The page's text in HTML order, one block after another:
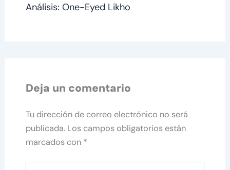
Análisis: One-Eyed Likho
Deja un comentario
Tu dirección de correo electrónico no será
publicada. Los campos obligatorios están
marcados con *